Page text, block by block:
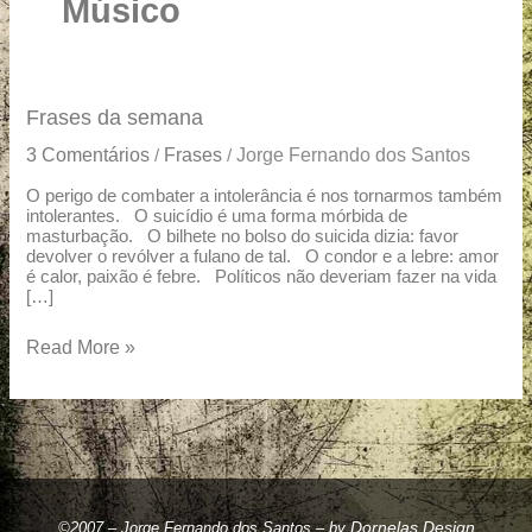
Músico
Frases da semana
3 Comentários / Frases /Jorge Fernando dos Santos
O perigo de combater a intolerância é nos tornarmos também
intolerantes. O suicídio é uma forma mórbida de
masturbação. O bilhete no bolso do suicida dizia: favor
devolver o revólver a fulano de tal. O condor e a lebre: amor
é calor, paixão é febre. Políticos não deveriam fazer na vida
[…]
Frases
semana
Read More »
©2007 – Jorge Fernando dos Santos – byDornelas Design